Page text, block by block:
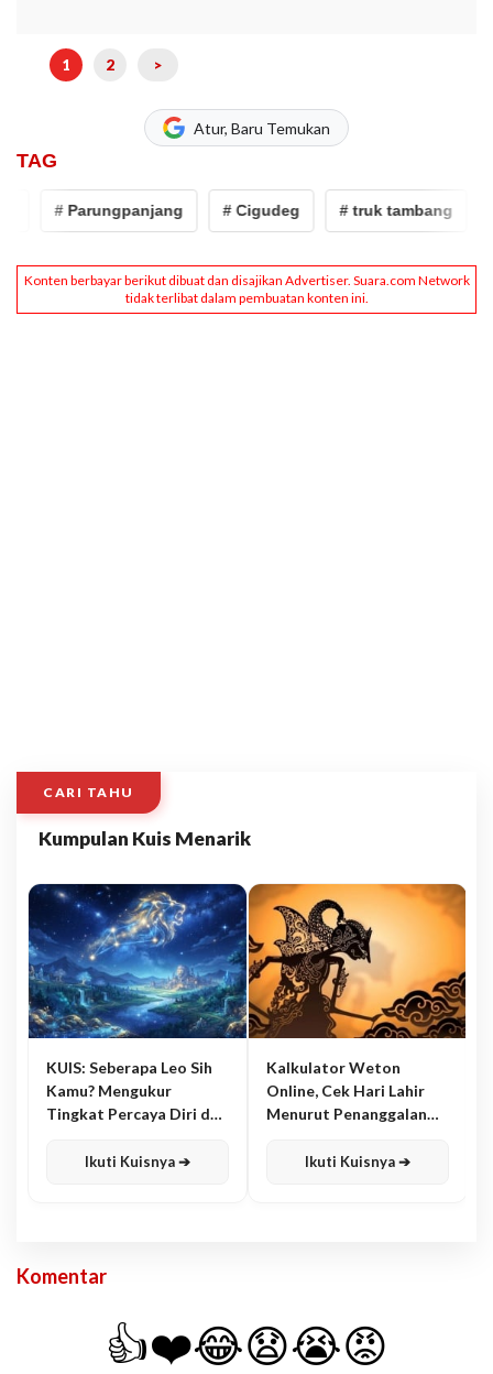
1 2 >
Atur, Baru Temukan
TAG
# Parungpanjang # Cigudeg # truk tambang
CARI TAHU
Kumpulan Kuis Menarik
KUIS: Seberapa Leo Sih
Kamu? Mengukur
Tingkat Percaya Diri dan
Ikuti Kuisnya ➔
Kalkulator Weton
Online, Cek Hari Lahir
Menurut Penanggalan
Ikuti Kuisnya ➔
Komentar
👍❤️😂😧😭😡